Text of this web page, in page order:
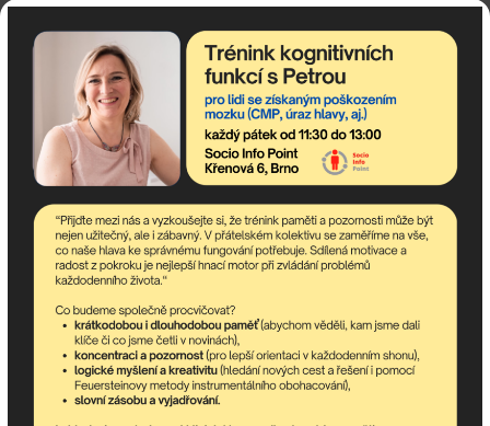
Odebírejte newsletter!
newsletter obsahuje nejaktuálnější nadcházející akce
komunitního centra a dění v asociaci.